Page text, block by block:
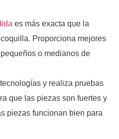
es más exacta que la
Proporciona mejores
o medianos de
y realiza pruebas
que las piezas son fuertes y
piezas funcionan bien para